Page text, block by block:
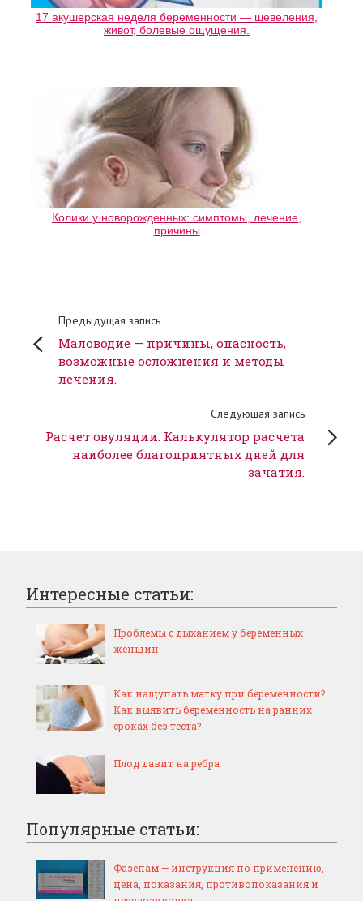
17 акушерская неделя беременности — шевеления,
живот, болевые ощущения.
Колики у новорожденных: симптомы, лечение,
причины
Предыдущая запись
Маловодие — причины, опасность,
возможные осложнения и методы
лечения.
Следующая запись
Расчет овуляции. Калькулятор расчета
наиболее благоприятных дней для
зачатия.
Интересные статьи:
Проблемы с дыханием у беременных
женщин
Как нащупать матку при беременности?
Как выявить беременность на ранних
сроках без теста?
Плод давит на ребра
Популярные статьи:
Фазепам — инструкция по применению,
цена, показания, противопоказания и